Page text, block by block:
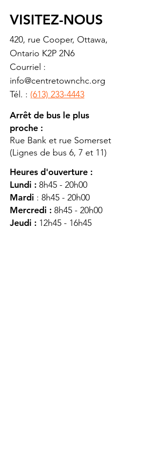
VISITEZ-NOUS
420, rue Cooper, Ottawa,
Ontario K2P 2N6
Courriel :
info@centretownchc.org
Tél. : (613) 233-4443
Arrêt de bus le plus
proche :
Rue Bank et rue Somerset
(Lignes de bus 6, 7 et 11)
Heures d'ouverture :
Lundi : 8h45 - 20h00
Mardi : 8h45 - 20h00
Mercredi : 8h45 - 20h00
Jeudi : 12h45 - 16h45